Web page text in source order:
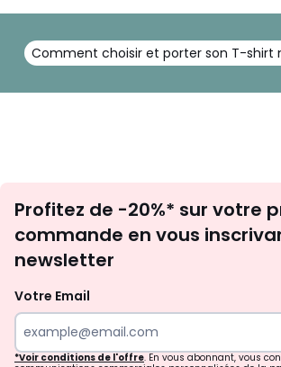
Comment choisir et porter son T-shirt
Profitez de -20%* sur votre
commande en vous
newsletter
Votre Email
*Voir conditions de l'offre. En vous abonnant, vous